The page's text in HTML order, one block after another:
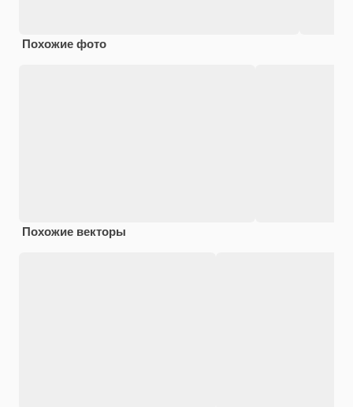
Похожие фото
Похожие векторы